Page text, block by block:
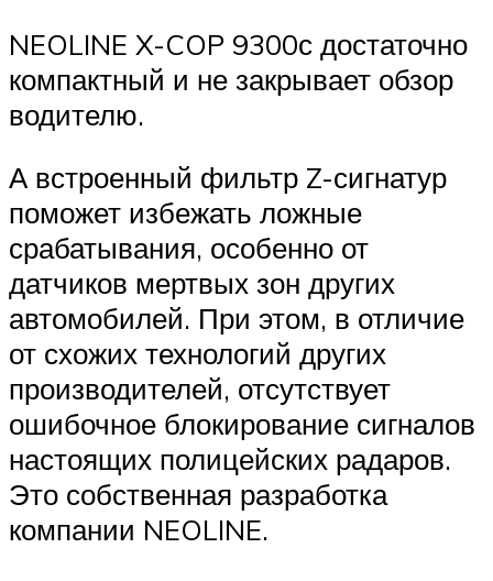
NEOLINE X-COP 9300с достаточно
компактный и не закрывает обзор
водителю.
А встроенный фильтр Z-сигнатур
поможет избежать ложные
срабатывания, особенно от
датчиков мертвых зон других
автомобилей. При этом, в отличие
от схожих технологий других
производителей, отсутствует
ошибочное блокирование сигналов
настоящих полицейских радаров.
Это собственная разработка
компании NEOLINE.